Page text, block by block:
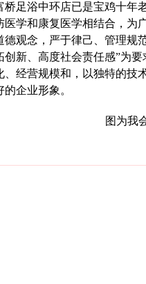
浴中环店已是宝鸡十年
学和康复医学相结合，为
念，严于律己、管理规范
新、高度社会责任感”为
、经营规模和，以独特的技
企业形象。
图为我